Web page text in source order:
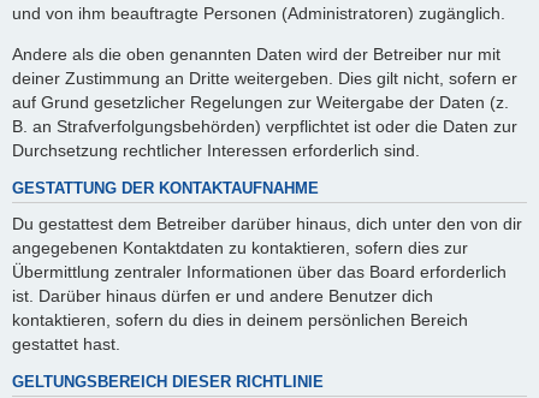
und von ihm beauftragte Personen (Administratoren) zugänglich.
Andere als die oben genannten Daten wird der Betreiber nur mit
deiner Zustimmung an Dritte weitergeben. Dies gilt nicht, sofern er
auf Grund gesetzlicher Regelungen zur Weitergabe der Daten (z.
B. an Strafverfolgungsbehörden) verpflichtet ist oder die Daten zur
Durchsetzung rechtlicher Interessen erforderlich sind.
GESTATTUNG DER KONTAKTAUFNAHME
Du gestattest dem Betreiber darüber hinaus, dich unter den von dir
angegebenen Kontaktdaten zu kontaktieren, sofern dies zur
Übermittlung zentraler Informationen über das Board erforderlich
ist. Darüber hinaus dürfen er und andere Benutzer dich
kontaktieren, sofern du dies in deinem persönlichen Bereich
gestattet hast.
GELTUNGSBEREICH DIESER RICHTLINIE